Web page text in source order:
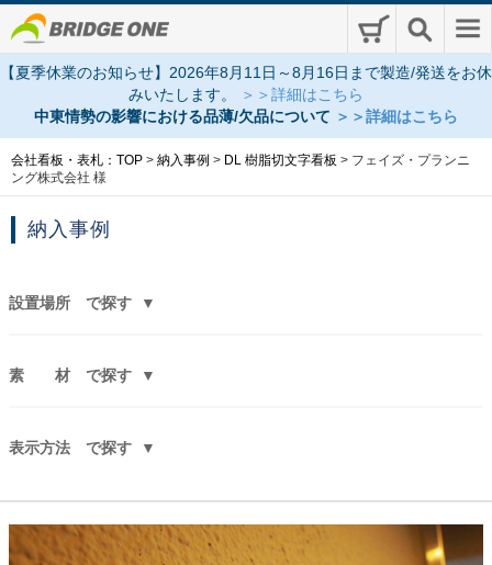
【夏季休業のお知らせ】2026年8月11日～8月16日まで製造/発送をお休
みいたします。
＞＞詳細はこちら
中東情勢の影響における品薄/欠品について ＞＞詳細はこちら
会社看板・表札：TOP > 納入事例 > DL 樹脂切文字看板 > フェイズ・プランニ
ング株式会社 様
納入事例
設置場所 で探す
素 材 で探す
表示方法 で探す